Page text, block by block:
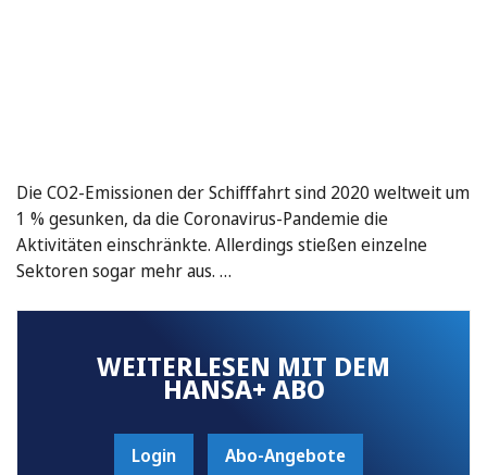
Die CO2-Emissionen der Schifffahrt sind 2020 weltweit um
1 % gesunken, da die Coronavirus-Pandemie die
Aktivitäten einschränkte. Allerdings stießen einzelne
Sektoren sogar mehr aus. …
WEITERLESEN MIT DEM
HANSA+ ABO
Login Abo-Angebote